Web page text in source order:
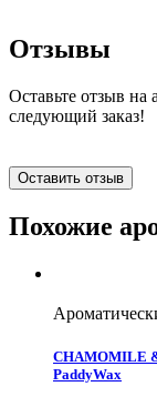
Отзывы
Оставьте отзыв на
следующий заказ!
Оставить отзыв
Похожие
CHAMOMILE
PaddyWax